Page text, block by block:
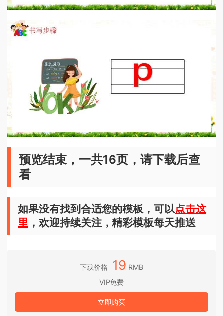
预览结束，一共16页，请下载后查
看
如果没有找到合适您的模板，可以点击这
里 ，欢迎持续关注，精彩模板每天推送
下载价格 19 RMB
VIP免费
立即购买